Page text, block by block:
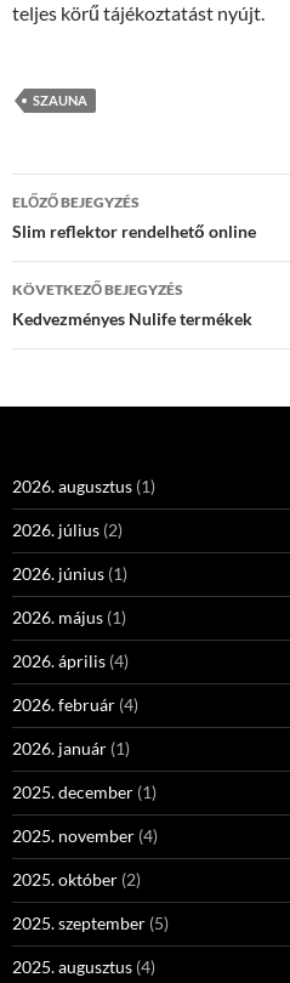
teljes körű tájékoztatást nyújt.
SZAUNA
Bejegyzés
navigáció
ELŐZŐ BEJEGYZÉS
Slim reflektor rendelhető online
KÖVETKEZŐ BEJEGYZÉS
Kedvezményes Nulife termékek
2026. augusztus (1)
2026. július (2)
2026. június (1)
2026. május (1)
2026. április (4)
2026. február (4)
2026. január (1)
2025. december (1)
2025. november (4)
2025. október (2)
2025. szeptember (5)
2025. augusztus (4)